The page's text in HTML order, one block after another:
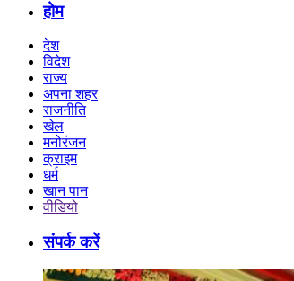
होम
देश
विदेश
राज्य
अपना शहर
राजनीति
खेल
मनोरंजन
क्राइम
धर्म
खान पान
वीडियो
संपर्क करें